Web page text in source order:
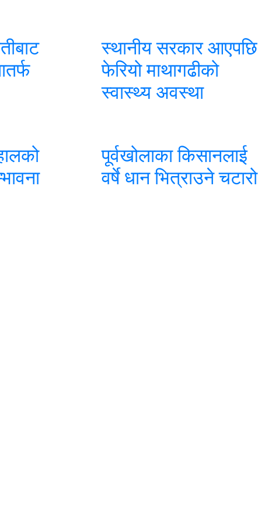
स्थानीय सरकार आएपछि
फेरियो माथागढीको
स्वास्थ्य अवस्था
पूर्वखोलाका किसानलाई
वर्षे धान भित्राउने चटारो